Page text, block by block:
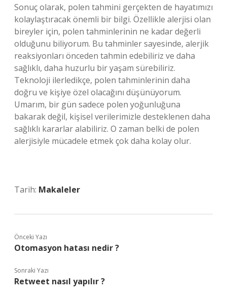
Sonuç olarak, polen tahmini gerçekten de hayatımızı
kolaylaştıracak önemli bir bilgi. Özellikle alerjisi olan
bireyler için, polen tahminlerinin ne kadar değerli
olduğunu biliyorum. Bu tahminler sayesinde, alerjik
reaksiyonları önceden tahmin edebiliriz ve daha
sağlıklı, daha huzurlu bir yaşam sürebiliriz.
Teknoloji ilerledikçe, polen tahminlerinin daha
doğru ve kişiye özel olacağını düşünüyorum.
Umarım, bir gün sadece polen yoğunluğuna
bakarak değil, kişisel verilerimizle desteklenen daha
sağlıklı kararlar alabiliriz. O zaman belki de polen
alerjisiyle mücadele etmek çok daha kolay olur.
Tarih: Makaleler
Önceki Yazı
Otomasyon hatası nedir ?
Sonraki Yazı
Retweet nasıl yapılır ?